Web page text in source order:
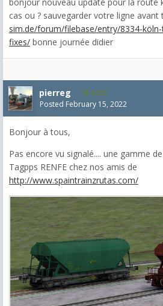
cas ou ? sauvegarder votre ligne avant
sim.de/forum/filebase/entry/8334-
fixes/ bonne journée didier
pierreg 4,012
Posted February 15, 2022
Bonjour à tous,
Pas encore vu signalé.... une gamme
Tagpps RENFE chez nos amis de
http://www.spaintrainzrutas.com/